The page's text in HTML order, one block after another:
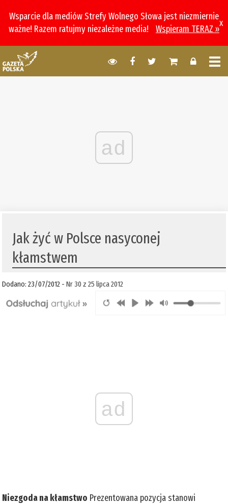
Wsparcie dla mediów Strefy Wolnego Słowa jest niezmiernie
ważne! Razem ratujmy niezależne media!
Wspieram TERAZ »
x
ad
Jak żyć w Polsce nasyconej
kłamstwem
Dodano: 23/07/2012 -Nr 30 z 25 lipca 2012
ad
Niezgoda na kłamstwo Prezentowana pozycja stanowi